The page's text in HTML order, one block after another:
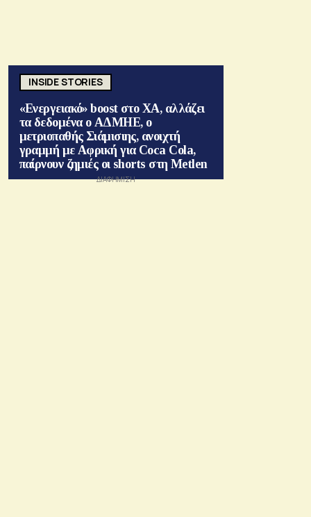
INSIDE STORIES
«Ενεργειακό» boost στο ΧΑ, αλλάζει
τα δεδομένα ο ΑΔΜΗΕ, ο
μετριοπαθής Σιάμισιης, ανοιχτή
γραμμή με Αφρική για Coca Cola,
παίρνουν ζημιές οι shorts στη Metlen